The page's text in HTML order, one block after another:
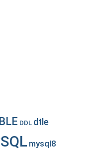
DDL dtle
mysql8